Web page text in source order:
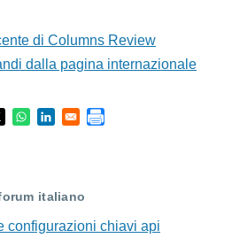
di Columns Review
dalla pagina internazionale
italiano
configurazioni chiavi api